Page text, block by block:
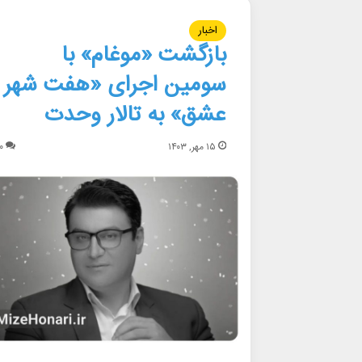
اخبار
بازگشت «موغام» با
سومین اجرای «هفت شهر
عشق» به تالار وحدت
۱۵ مهر, ۱۴۰۳